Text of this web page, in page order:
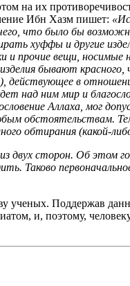
на их
Ибн Хазм пишет:
что было бы
хуффы и другие
и прочие вещи,
бывают красного,
действующее в
над ним мир и
Аллаха, мог
обстоятельствам.
обтирания (какой-
двух сторон. Об этом
Таково
Поддержав
и, поэтому,